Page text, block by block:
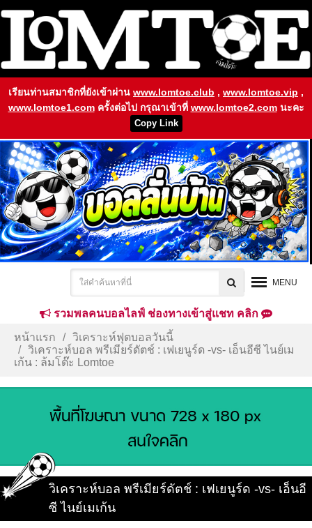
เรียนท่านสมาชิกที่ยังเข้าผ่าน www.lomtoe.club , www.lomtoe.vip ,
www.lomtoe1.com ครั้งต่อไป กรุณาเข้าที่ www.lomtoe2.comนะคะ
Copy Link
MENU
รวมพลคนบอลไลฟ์ ช่องทางเข้าสู่แชท คลิก
หน้าแรก
วิเคราะห์ฟุตบอลวันนี้
วิเคราะห์บอล พรีเมียร์ดัตช์ : เฟเยนูร์ด -vs- เอ็นอีซี ไนย์เม
เก้น : ล้มโต๊ะ Lomtoe
วิเคราะห์บอล พรีเมียร์ดัตช์ : เฟเยนูร์ด -vs- เอ็นอี
ซี ไนย์เมเก้น